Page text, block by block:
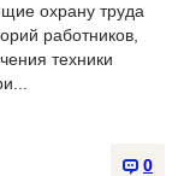
охрану труда
работников,
техники
0